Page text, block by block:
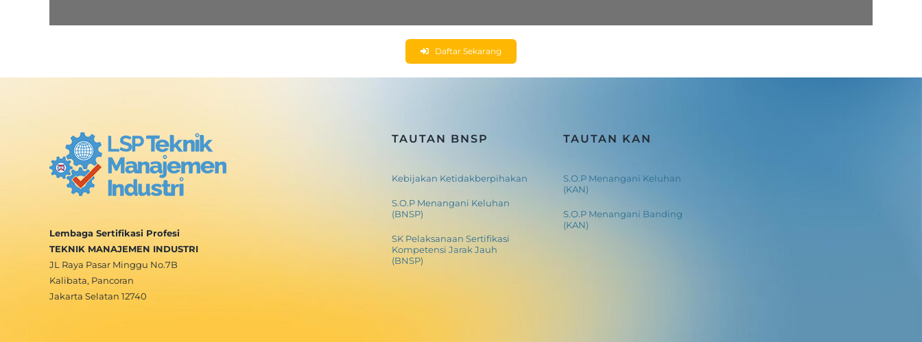
Daftar Sekarang
Lembaga Sertifikasi Profesi
TEKNIK MANAJEMEN INDUSTRI
JL Raya Pasar Minggu No.7B
Kalibata, Pancoran
Jakarta Selatan 12740
TAUTAN BNSP
Kebijakan Ketidakberpihakan
S.O.P Menangani Keluhan
(BNSP)
SK Pelaksanaan Sertifikasi
Kompetensi Jarak Jauh
(BNSP)
TAUTAN KAN
S.O.P Menangani Keluhan
(KAN)
S.O.P Menangani Banding
(KAN)